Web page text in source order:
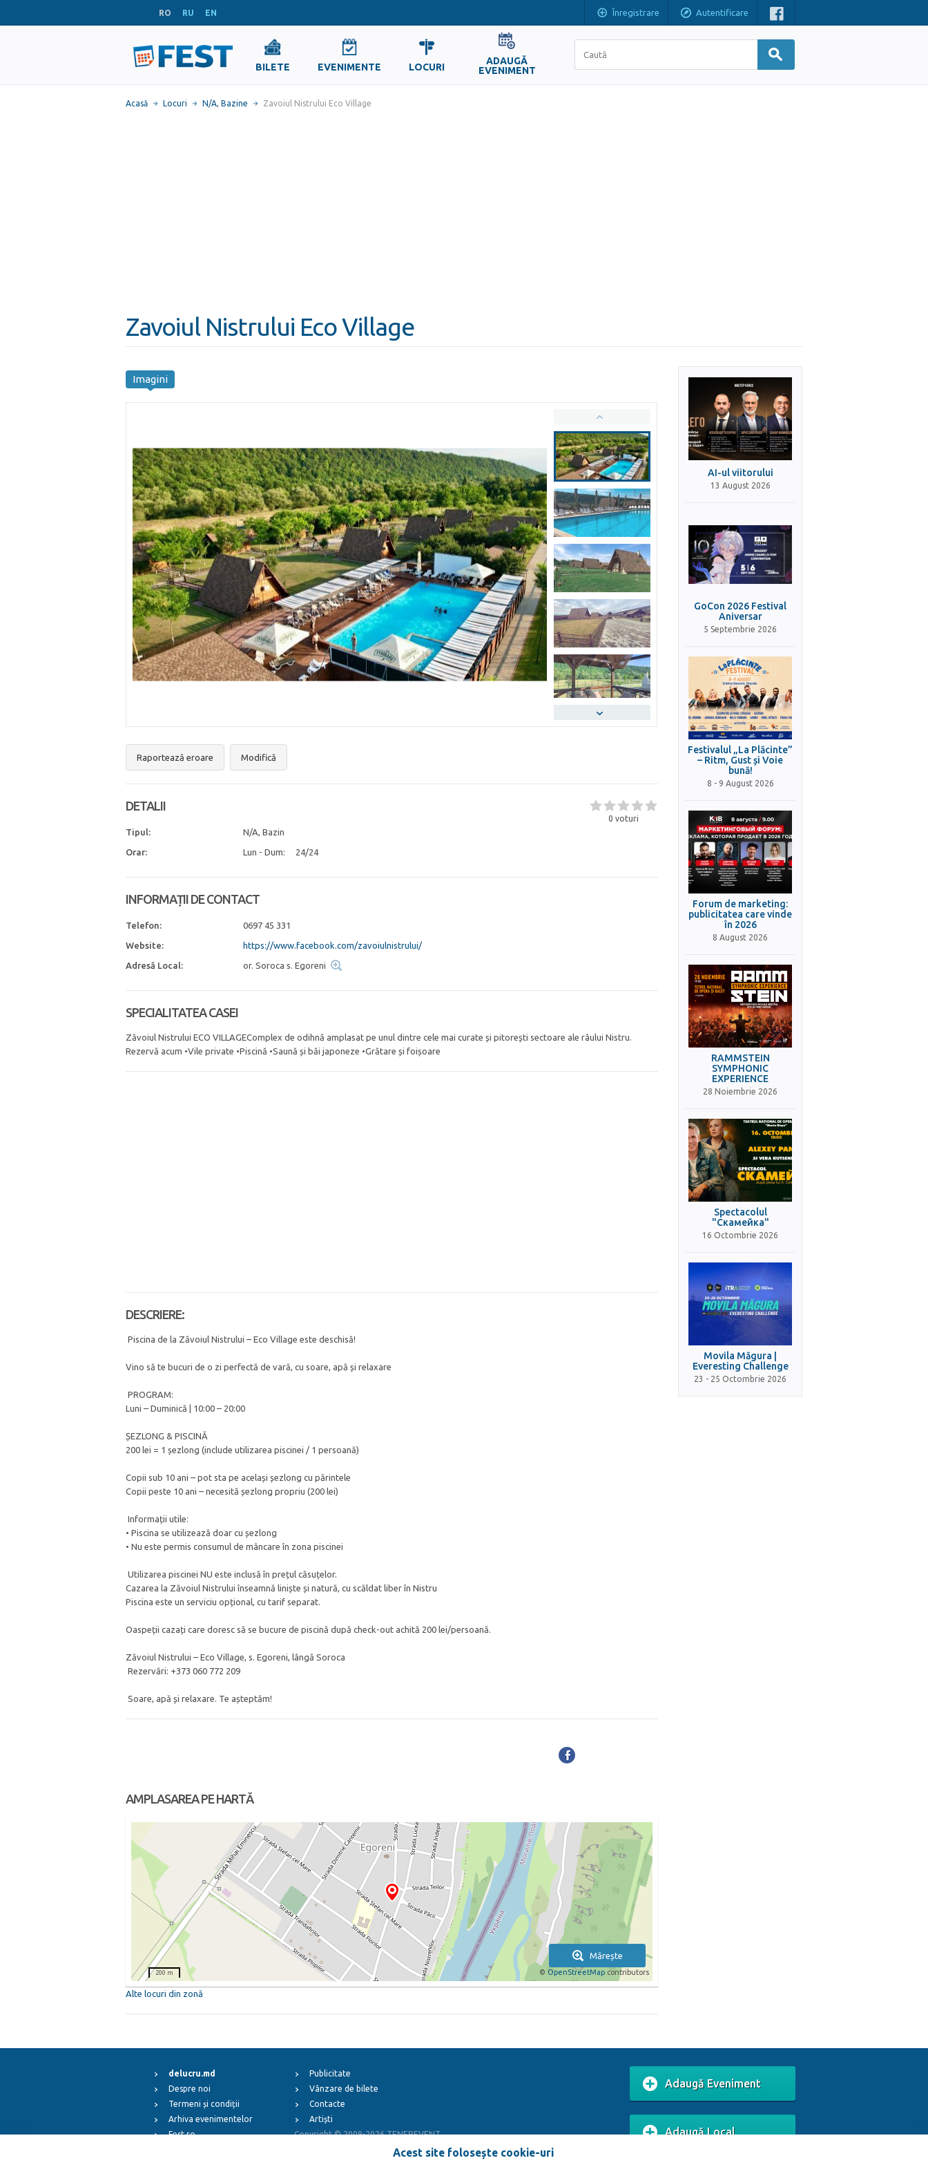
RO RU EN Înregistrare Autentificare
BILETE EVENIMENTE LOCURI
ADAUGĂ
EVENIMENT
Acasă Locuri N/A, Bazine Zavoiul Nistrului Eco Village
Zavoiul Nistrului Eco Village
Imagini
Raportează eroare Modifică
0 voturi
DETALII
Tipul: N/A, Bazin
Orar: Lun - Dum: 24/24
INFORMAȚII DE CONTACT
Telefon: 0697 45 331
Website: https://www.facebook.com/zavoiulnistrului/
Adresă Local: or. Soroca s. Egoreni
SPECIALITATEA CASEI
Zăvoiul Nistrului ECO VILLAGEComplex de odihnă amplasat pe unul dintre cele mai curate și pitorești sectoare ale râului Nistru.
Rezervă acum •Vile private •Piscină •Saună și băi japoneze •Grătare și foișoare
DESCRIERE:
Piscina de la Zăvoiul Nistrului – Eco Village este deschisă!
Vino să te bucuri de o zi perfectă de vară, cu soare, apă și relaxare
PROGRAM:
Luni – Duminică | 10:00 – 20:00
ȘEZLONG & PISCINĂ
200 lei = 1 șezlong (include utilizarea piscinei / 1 persoană)
Copii sub 10 ani – pot sta pe același șezlong cu părintele
Copii peste 10 ani – necesită șezlong propriu (200 lei)
Informații utile:
• Piscina se utilizează doar cu șezlong
• Nu este permis consumul de mâncare în zona piscinei
Utilizarea piscinei NU este inclusă în prețul căsuțelor.
Cazarea la Zăvoiul Nistrului înseamnă liniște și natură, cu scăldat liber în Nistru
Piscina este un serviciu opțional, cu tarif separat.
Oaspeții cazați care doresc să se bucure de piscină după check-out achită 200 lei/persoană.
Zăvoiul Nistrului – Eco Village, s. Egoreni, lângă Soroca
Rezervări: +373 060 772 209
Soare, apă și relaxare. Te așteptăm!
AMPLASAREA PE HARTĂ
Mărește
©OpenStreetMap contributors
200 m
Alte locuri din zonă
AI-ul viitorului
13 August 2026
GoCon 2026 Festival
Aniversar
5 Septembrie 2026
Festivalul „La Plăcinte”
– Ritm, Gust și Voie
bună!
8 - 9 August 2026
Forum de marketing:
publicitatea care vinde
în 2026
8 August 2026
RAMMSTEIN
SYMPHONIC
EXPERIENCE
28 Noiembrie 2026
Spectacolul
"Скамейка"
16 Octombrie 2026
Movila Măgura |
Everesting Challenge
23 - 25 Octombrie 2026
delucru.md
Despre noi
Termeni și condiții
Arhiva evenimentelor
Fest.ro
Publicitate
Vânzare de bilete
Contacte
Artiști
Copyright © 2009-2026TENEREVENT
Adaugă Eveniment
Adaugă Local
Acest site folosește cookie-uri